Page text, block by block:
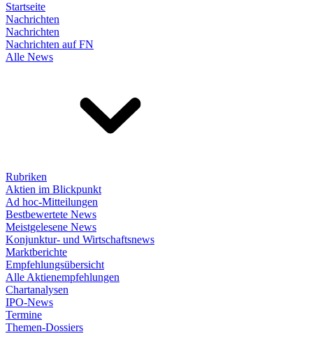
Startseite
Nachrichten
Nachrichten
Nachrichten auf FN
Alle News
Rubriken
Aktien im Blickpunkt
Ad hoc-Mitteilungen
Bestbewertete News
Meistgelesene News
Konjunktur- und Wirtschaftsnews
Marktberichte
Empfehlungsübersicht
Alle Aktienempfehlungen
Chartanalysen
IPO-News
Termine
Themen-Dossiers